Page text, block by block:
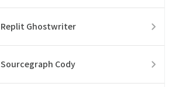
Replit Ghostwriter
Sourcegraph Cody